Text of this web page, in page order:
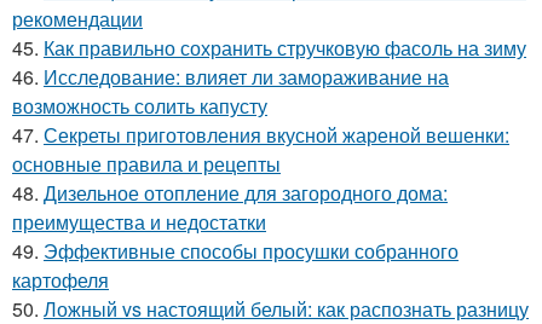
рекомендации
45. Как правильно сохранить стручковую фасоль на зиму
46. Исследование: влияет ли замораживание на
возможность солить капусту
47. Секреты приготовления вкусной жареной вешенки:
основные правила и рецепты
48. Дизельное отопление для загородного дома:
преимущества и недостатки
49. Эффективные способы просушки собранного
картофеля
50. Ложный vs настоящий белый: как распознать разницу